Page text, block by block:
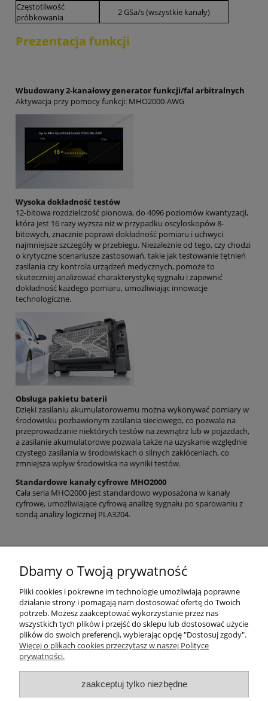
Częstotliwość
próbkowania
2 GSa/s (wszystkie kanały)
Prezentacja funkcji
Wbudowany 2-kanałowy generator funkcji/fal arbitralnych
Aktywacja przy pomocy funkcji: MHO2000-AWG
Wysoka dokładność testów
12-bitowa rozdzielczość pionowa, do 4096 poziomów kwantyzacji,
która jest 16 razy wyższa niż w przypadku oscyloskopów 8-
bitowych, znacznie poprawi dokładność pomiaru i uchwyci
najmniejsze szczegóły w przebiegu. Niezależnie od tego, czy chodzi
o krytyczne scenariusze zastosowań, takie jak testowanie tętnień
zasilania czy kontrola urządzeń medycznych, pomoże to
skuteczniej analizować charakterystykę sygnału i zapewnić
dokładność każdego pomiaru, umożliwiając innowacje
technologiczne.
Obsługa pakietu baterii
Dzięki zasilaniu akumulatorowemu można wykonywać pomiary w
środowisku pozbawionym zasilania sieciowego, co pozwala na
przeprowadzanie niektórych testów na zewnątrz lub w pojazdach,
a zasilanie akumulatorowe pozwala także na uzyskanie względnie
czystego zasilania w środowiskach o silnych zakłóceniach, co
zmniejsza wpływ środowiska na wyniki testów.
Standardowe kanały cyfrowe MHO2000
Cała seria MHO2000 jest standardowo wyposażona w kanały
cyfrowe, umożliwiające cyfrową analizę sygnału po sparowaniu z
sondą analizy logicznej PLA3204.
Moje konto
Dbamy o Twoją prywatność
Pliki cookies i pokrewne im technologie umożliwiają poprawne
działanie strony i pomagają nam dostosować ofertę do Twoich
potrzeb. Możesz zaakceptować wykorzystanie przez nas
wszystkich tych plików i przejść do sklepu lub dostosować użycie
plików do swoich preferencji, wybierając opcję "Dostosuj zgody".
Więcej o plikach cookies przeczytasz w naszej Polityce
prywatności.
zaakceptuj tylko niezbędne